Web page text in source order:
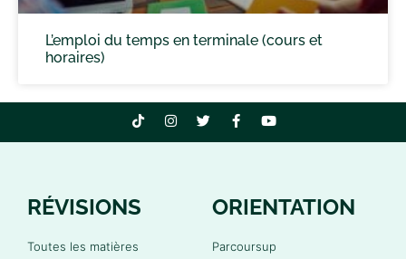
L’emploi du temps en terminale (cours et
horaires)
RÉVISIONS
Toutes les matières
ORIENTATION
Parcoursup